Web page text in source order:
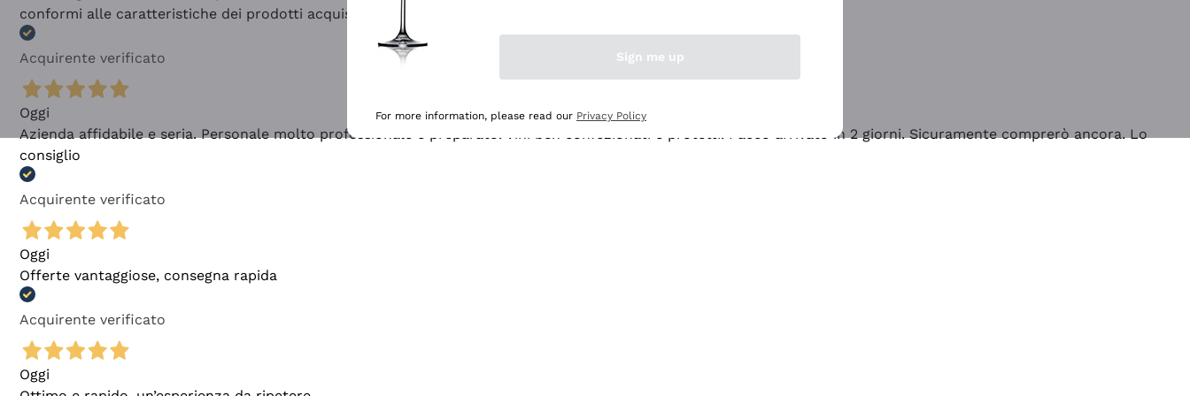
conformi alle caratteristiche dei prodotti acquistati
Acquirente verificato
Oggi
Azienda affidabile e seria. Personale molto professionale e preparato. Vini ben confezionati e protetti. Pacco arrivato in 2 giorni. Sicuramente comprerò ancora. Lo
consiglio
Acquirente verificato
Oggi
Offerte vantaggiose, consegna rapida
Acquirente verificato
Oggi
Sign me up
For more information, please read our Privacy Policy